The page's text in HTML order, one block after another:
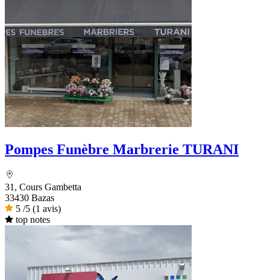
Pompes Funèbre Marbrerie TURANI
31, Cours Gambetta
33430 Bazas
5 /5 (1 avis)
top notes